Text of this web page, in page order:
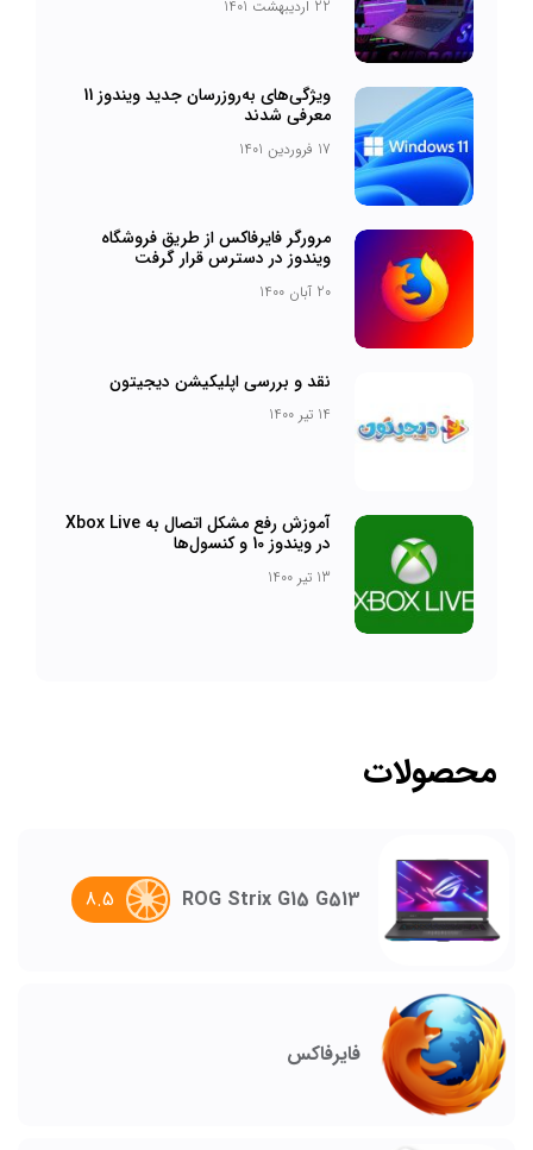
22 اردیبهشت 1401
ویژگی‌های به‌روزرسان جدید ویندوز 11
معرفی شدند
17 فروردین 1401
مرورگر فایرفاکس از طریق فروشگاه
ویندوز در دسترس قرار گرفت
20 آبان 1400
نقد و بررسی اپلیکیشن دیجیتون
14 تیر 1400
آموزش رفع مشکل اتصال به Xbox Live
در ویندوز 10 و کنسول‌ها
13 تیر 1400
محصولات
ROG Strix G15 G513
8.5
فایرفاکس